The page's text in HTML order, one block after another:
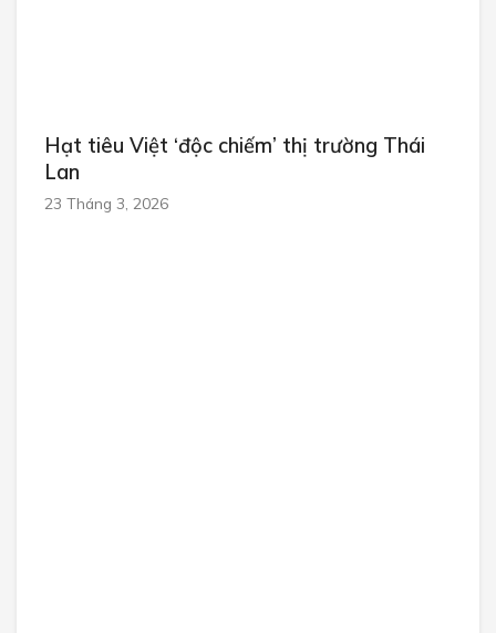
Hạt tiêu Việt ‘độc chiếm’ thị trường Thái
Lan
23 Tháng 3, 2026